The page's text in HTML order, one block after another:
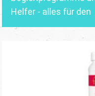
Helfer - alles für den